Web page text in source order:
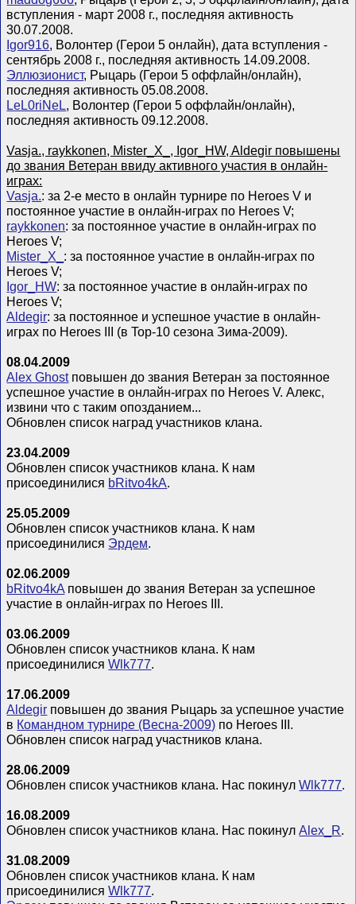
вступления - март 2008 г., последняя активность
30.07.2008.
Igor916, Волонтер (Герои 5 онлайн), дата вступления -
сентябрь 2008 г., последняя активность 14.09.2008.
Эллюзионист, Рыцарь (Герои 5 оффлайн/онлайн),
последняя активность 05.08.2008.
LeL0riNeL, Волонтер (Герои 5 оффлайн/онлайн),
последняя активность 09.12.2008.
Vasja., raykkonen, Mister_X_, Igor_HW, Aldegir повышены
до звания Ветеран ввиду активного участия в онлайн-
играх:
Vasja.: за 2-е место в онлайн турнире по Heroes V и
постоянное участие в онлайн-играх по Heroes V;
raykkonen: за постоянное участие в онлайн-играх по
Heroes V;
Mister_X_ : за постоянное участие в онлайн-играх по
Heroes V;
Igor_HW: за постоянное участие в онлайн-играх по
Heroes V;
Aldegir: за постоянное и успешное участие в онлайн-
играх по Heroes III (в Top-10 сезона Зима-2009).
08.04.2009
Alex Ghostповышен до звания Ветеран за постоянное
успешное участие в онлайн-играх по Heroes V. Алекс,
извини что с таким опозданием...
Обновлен список наград участников клана.
23.04.2009
Обновлен список участников клана. К нам
присоединилися bRitvo4kA.
25.05.2009
Обновлен список участников клана. К нам
присоединилися Эрдем.
02.06.2009
bRitvo4kA повышен до звания Ветеран за успешное
участие в онлайн-играх по Heroes III.
03.06.2009
Обновлен список участников клана. К нам
присоединилисяWlk777.
17.06.2009
Aldegir повышен до звания Рыцарь за успешное участие
в Командном турнире (Весна-2009) по Heroes III.
Обновлен список наград участников клана.
28.06.2009
Обновлен список участников клана. Нас покинулWlk777.
16.08.2009
Обновлен список участников клана. Нас покинулAlex_R.
31.08.2009
Обновлен список участников клана. К нам
присоединилисяWlk777.